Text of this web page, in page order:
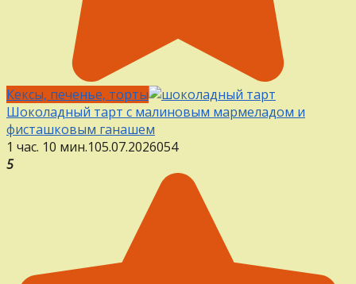
Кексы, печенье, торты
Шоколадный тарт с малиновым мармеладом и
фисташковым ганашем
1 час. 10 мин.105.07.2026054
5